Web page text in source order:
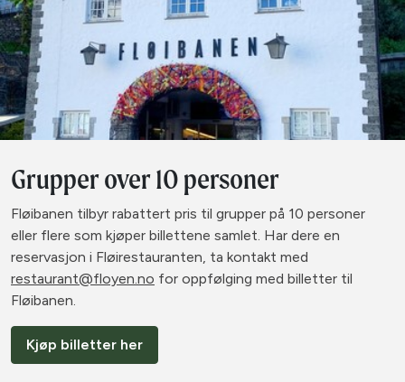
Grupper over 10 personer
Fløibanen tilbyr rabattert pris til grupper på 10 personer
eller flere som kjøper billettene samlet. Har dere en
reservasjon i Fløirestauranten, ta kontakt med
restaurant@floyen.no for oppfølging med billetter til
Fløibanen.
Kjøp billetter her